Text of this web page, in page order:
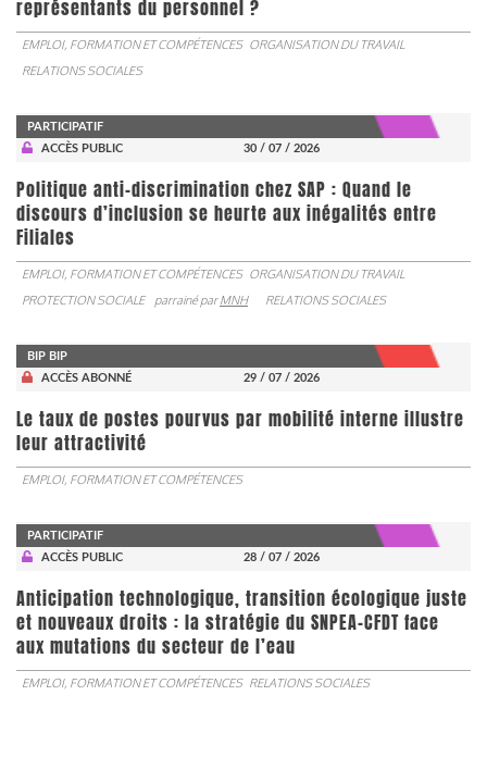
représentants du personnel ?
EMPLOI, FORMATION ET COMPÉTENCES ORGANISATION DU TRAVAIL
RELATIONS SOCIALES
PARTICIPATIF
ACCÈS PUBLIC
30 / 07 / 2026
Politique anti-discrimination chez SAP : Quand le
discours d’inclusion se heurte aux inégalités entre
Filiales
EMPLOI, FORMATION ET COMPÉTENCES ORGANISATION DU TRAVAIL
PROTECTION SOCIALE
parrainé parMNH RELATIONS SOCIALES
BIP BIP
ACCÈS ABONNÉ
29 / 07 / 2026
Le taux de postes pourvus par mobilité interne illustre
leur attractivité
EMPLOI, FORMATION ET COMPÉTENCES
PARTICIPATIF
ACCÈS PUBLIC
28 / 07 / 2026
Anticipation technologique, transition écologique juste
et nouveaux droits : la stratégie du SNPEA-CFDT face
aux mutations du secteur de l’eau
EMPLOI, FORMATION ET COMPÉTENCES RELATIONS SOCIALES